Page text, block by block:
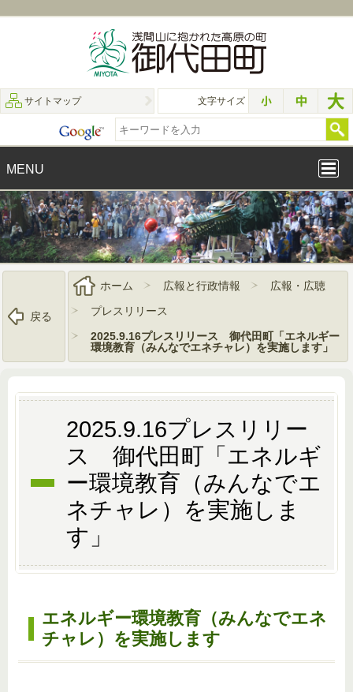
サイトマップ 文字サイズ
MENU
戻る
ホーム 広報と行政情報
広報・広聴
プレスリリース
2025.9.16プレスリリース 御代田町「エネルギー
環境教育（みんなでエネチャレ）を実施します」
2025.9.16プレスリリー
ス 御代田町「エネルギ
ー環境教育（みんなでエ
ネチャレ）を実施しま
す」
エネルギー環境教育（みんなでエネ
チャレ）を実施します